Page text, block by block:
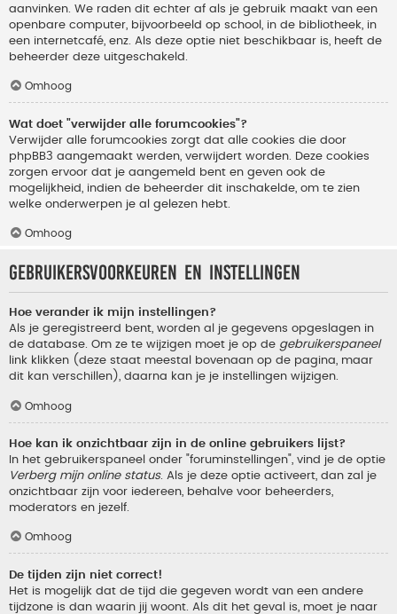
aanvinken. We raden dit echter af als je gebruik maakt van een
openbare computer, bijvoorbeeld op school, in de bibliotheek, in
een internetcafé, enz. Als deze optie niet beschikbaar is, heeft de
beheerder deze uitgeschakeld.
Omhoog
Wat doet "verwijder alle forumcookies"?
Verwijder alle forumcookies zorgt dat alle cookies die door
phpBB3 aangemaakt werden, verwijdert worden. Deze cookies
zorgen ervoor dat je aangemeld bent en geven ook de
mogelijkheid, indien de beheerder dit inschakelde, om te zien
welke onderwerpen je al gelezen hebt.
Omhoog
Gebruikersvoorkeuren en instellingen
Hoe verander ik mijn instellingen?
Als je geregistreerd bent, worden al je gegevens opgeslagen in
de database. Om ze te wijzigen moet je op de gebruikerspaneel
link klikken (deze staat meestal bovenaan op de pagina, maar
dit kan verschillen), daarna kan je je instellingen wijzigen.
Omhoog
Hoe kan ik onzichtbaar zijn in de online gebruikers lijst?
In het gebruikerspaneel onder "foruminstellingen", vind je de optie
Verberg mijn online status. Als je deze optie activeert, dan zal je
onzichtbaar zijn voor iedereen, behalve voor beheerders,
moderators en jezelf.
Omhoog
De tijden zijn niet correct!
Het is mogelijk dat de tijd die gegeven wordt van een andere
tijdzone is dan waarin jij woont. Als dit het geval is, moet je naar